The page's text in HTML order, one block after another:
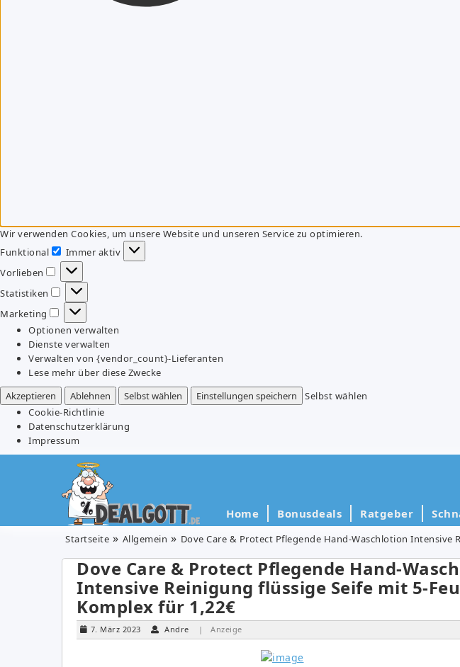
Wir verwenden Cookies, um unsere Website und unseren Service zu optimieren.
Funktional
Funktional
Immer aktiv
Vorlieben
Vorlieben
Statistiken
Statistiken
Marketing
Marketing
Optionen verwalten
Dienste verwalten
Verwalten von {vendor_count}-Lieferanten
Lese mehr über diese Zwecke
Akzeptieren
Ablehnen Selbst wählen Einstellungen speichern
Selbst wählen
Cookie-Richtlinie
Datenschutzerklärung
Impressum
Home Bonusdeals Ratgeber
Startseite Allgemein Dove Care & Protect Pflegende Hand-Waschlotion
Dove Care & Protect Pflegende Hand-
Intensive Reinigung flüssige Seife mit 5-
Komplex für 1,22€
7. März 2023 Andre | Anzeige